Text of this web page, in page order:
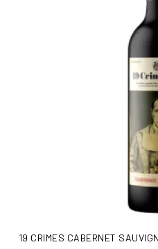
AÑADIR
19 CRIMES CABERNET